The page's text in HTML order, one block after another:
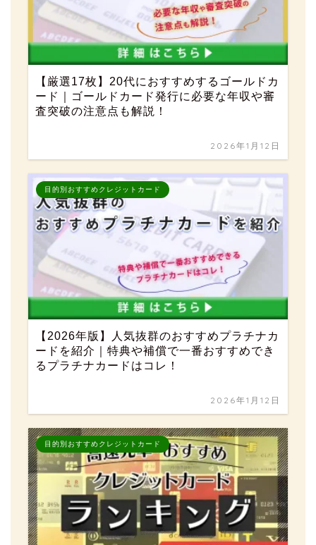
【厳選17枚】20代におすすめするゴールドカ
ード｜ゴールドカード発行に必要な年収や審
査突破の注意点も解説！
2026年1月12日
目的別おすすめクレジットカード
【2026年版】人気抜群のおすすめプラチナカ
ードを紹介｜特典や補償で一番おすすめでき
るプラチナカードはコレ！
2026年1月12日
目的別おすすめクレジットカード